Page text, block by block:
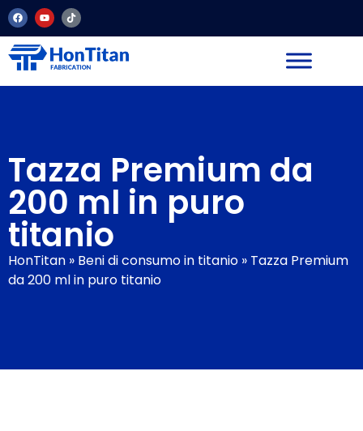
Tazza Premium da
200 ml in puro
titanio
HonTitan » Beni di consumo in titanio » Tazza Premium
da 200 ml in puro titanio